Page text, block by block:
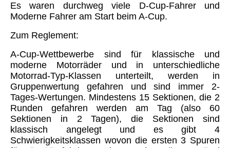
Es waren durchweg viele D-Cup-Fahrer und
Moderne Fahrer am Start beim A-Cup.
Zum Reglement:
A-Cup-Wettbewerbe sind für klassische und
moderne Motorräder und in unterschiedliche
Motorrad-Typ-Klassen unterteilt, werden in
Gruppenwertung gefahren und sind immer 2-
Tages-Wertungen. Mindestens 15 Sektionen, die 2
Runden gefahren werden am Tag (also 60
Sektionen in 2 Tagen), die Sektionen sind
klassisch angelegt und es gibt 4
Schwierigkeitsklassen wovon die ersten 3 Spuren